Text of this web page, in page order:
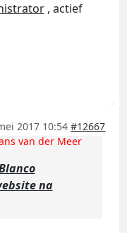
, actief
2017 10:54 #12667
van der Meer
na